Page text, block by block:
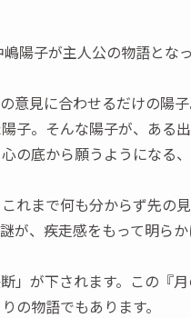
陽子が主人公の物語となっ
意見に合わせるだけの陽
子。そんな陽子が、ある
の底から願うようになる
れまで何も分からず先の
が、疾走感をもって明ら
」が下されます。この『
の物語でもあります。